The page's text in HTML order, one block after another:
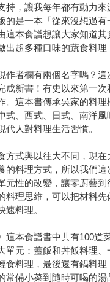
持，讓我每年都有動力來
的是一本「從來沒想過
這本食譜想讓大家知道
出超多種口味的蔬食料理
作者欄有兩個名字嗎？
成新書！有史以來第一
。這本書傳承吳家的料
式、西式、日式、南洋
代人對料理生活習慣。
方式與以往大不同，現在
的料理方式，所以我們
元性的改變，讓零廚藝到
料理思維，可以把材料先
速料理。
這本食譜書中共有100道
單元：蓋飯和丼飯料理、
食料理，最後還有鍋料
常備小菜到隨時可喝的湯